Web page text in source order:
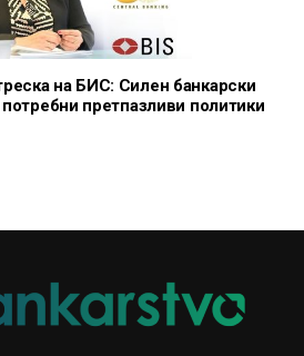
на БИС: Силен банкарски
претпазливи политики